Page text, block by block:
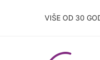
VIŠE OD 30